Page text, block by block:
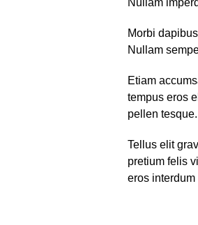
Nullam
Morbi
Nullam
Etiam
tempus eros
pellen tesque.
Tellus elit
pretium felis
eros interdum